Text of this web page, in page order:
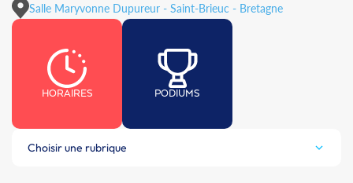
Salle Maryvonne Dupureur - Saint-Brieuc - Bretagne
HORAIRES PODIUMS
Choisir une rubrique